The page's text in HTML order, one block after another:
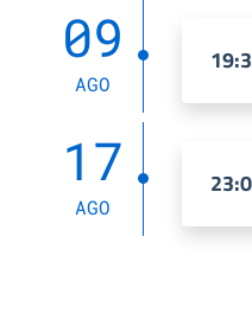
09
AGO
17
AGO